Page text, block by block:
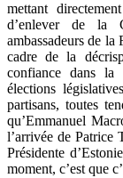
mettant
d’enlever de la
ambassadeurs de
cadre de la
confiance dans la
élections
partisans, toutes
qu’Emmanuel
l’arrivée de Patrice
Présidente
moment, c’est que